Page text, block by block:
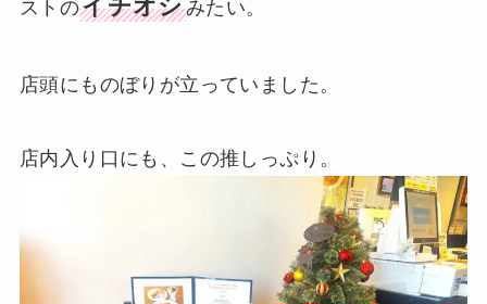
ストのイチオシみたい。
店頭にものぼりが立っていました。
店内入り口にも、この推しっぷり。